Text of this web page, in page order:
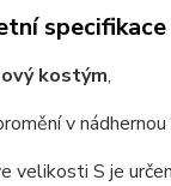
specifikace
kostým,
v nádhernou
velikosti S je